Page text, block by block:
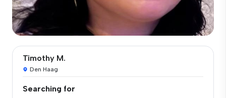
Timothy M.
Den Haag
Searching for